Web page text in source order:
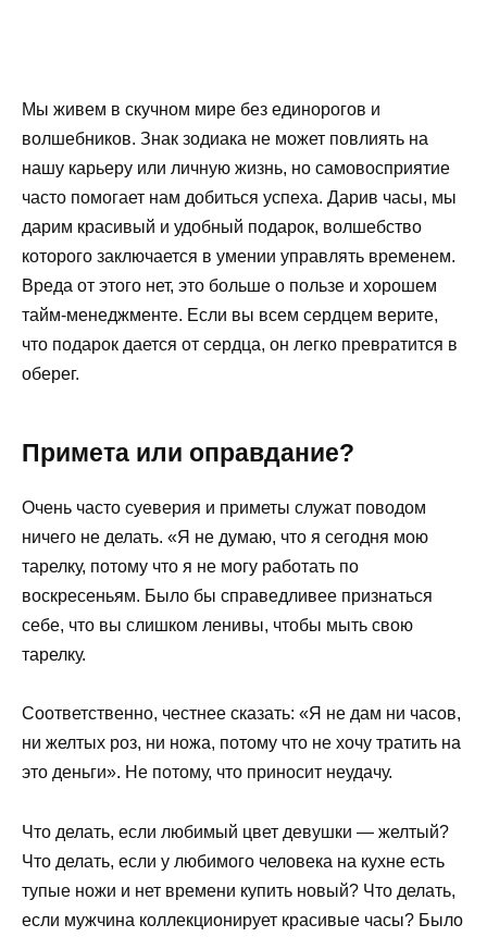
Мы живем в скучном мире без единорогов и
волшебников. Знак зодиака не может повлиять на
нашу карьеру или личную жизнь, но самовосприятие
часто помогает нам добиться успеха. Дарив часы, мы
дарим красивый и удобный подарок, волшебство
которого заключается в умении управлять временем.
Вреда от этого нет, это больше о пользе и хорошем
тайм-менеджменте. Если вы всем сердцем верите,
что подарок дается от сердца, он легко превратится в
оберег.
Примета или оправдание?
Очень часто суеверия и приметы служат поводом
ничего не делать. «Я не думаю, что я сегодня мою
тарелку, потому что я не могу работать по
воскресеньям. Было бы справедливее признаться
себе, что вы слишком ленивы, чтобы мыть свою
тарелку.
Соответственно, честнее сказать: «Я не дам ни часов,
ни желтых роз, ни ножа, потому что не хочу тратить на
это деньги». Не потому, что приносит неудачу.
Что делать, если любимый цвет девушки — желтый?
Что делать, если у любимого человека на кухне есть
тупые ножи и нет времени купить новый? Что делать,
если мужчина коллекционирует красивые часы? Было